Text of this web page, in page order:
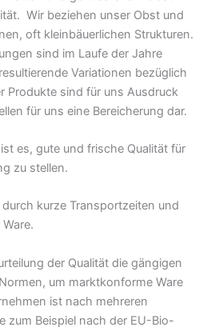
Wir beziehen unser Obst und
oft kleinbäuerlichen Strukturen.
sind im Laufe der Jahre
Variationen bezüglich
Produkte sind für uns Ausdruck
für uns eine Bereicherung dar.
es, gute und frische Qualität für
zu stellen.
kurze Transportzeiten und
der Qualität die gängigen
um marktkonforme Ware
ist nach mehreren
zum Beispiel nach der EU-Bio-